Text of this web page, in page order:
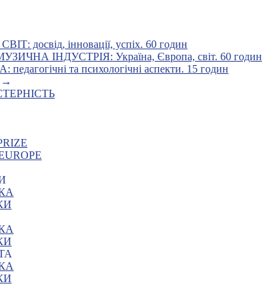
досвід, інновації, успіх. 60 годин
ІНДУСТРІЯ: Україна, Європа, світ. 60 годин
та психологічні аспекти. 15 годин
→